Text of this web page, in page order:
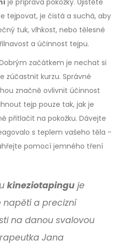
tejpovat, je čistá a suchá, aby
tuk, vlhkost, nebo tělesné
a účinnost tejpu.
začátkem je nechat si
zúčastnit kurzu. Správné
značně ovlivnit účinnost
tejp pouze tak, jak je
přitlačit na pokožku. Dávejte
s teplem vašeho těla -
pomocí jemného tření
kineziotapingu je
a precizní
na danou svalovou
Jana